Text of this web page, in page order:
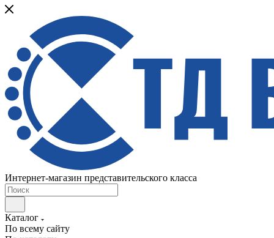
Интернет-магазин представительского класса
Каталог
По всему сайту